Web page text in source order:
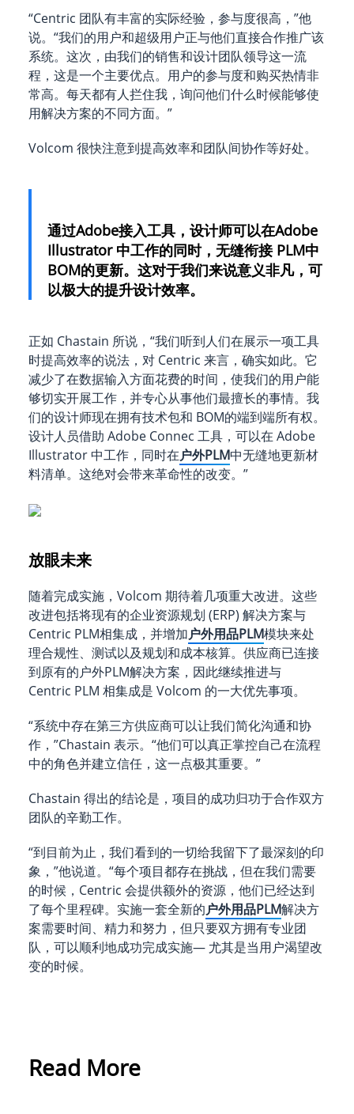
“Centric 团队有丰富的实际经验，参与度很高，”他
说。“我们的用户和超级用户正与他们直接合作推广该
系统。这次，由我们的销售和设计团队领导这一流
程，这是一个主要优点。用户的参与度和购买热情非
常高。每天都有人拦住我，询问他们什么时候能够使
用解决方案的不同方面。”
Volcom 很快注意到提高效率和团队间协作等好处。
通过Adobe接入工具，设计师可以在Adobe
Illustrator 中工作的同时，无缝衔接 PLM中
BOM的更新。这对于我们来说意义非凡，可
以极大的提升设计效率。
正如 Chastain 所说，“我们听到人们在展示一项工具
时提高效率的说法，对 Centric 来言，确实如此。它
减少了在数据输入方面花费的时间，使我们的用户能
够切实开展工作，并专心从事他们最擅长的事情。我
们的设计师现在拥有技术包和 BOM的端到端所有权。
设计人员借助 Adobe Connec 工具，可以在 Adobe
Illustrator 中工作，同时在户外PLM中无缝地更新材
料清单。这绝对会带来革命性的改变。”
放眼未来
随着完成实施，Volcom 期待着几项重大改进。这些
改进包括将现有的企业资源规划 (ERP) 解决方案与
Centric PLM相集成，并增加户外用品PLM模块来处
理合规性、测试以及规划和成本核算。供应商已连接
到原有的户外PLM解决方案，因此继续推进与
Centric PLM 相集成是 Volcom 的一大优先事项。
“系统中存在第三方供应商可以让我们简化沟通和协
作，”Chastain 表示。“他们可以真正掌控自己在流程
中的角色并建立信任，这一点极其重要。”
Chastain 得出的结论是，项目的成功归功于合作双方
团队的辛勤工作。
“到目前为止，我们看到的一切给我留下了最深刻的印
象，”他说道。“每个项目都存在挑战，但在我们需要
的时候，Centric 会提供额外的资源，他们已经达到
了每个里程碑。实施一套全新的户外用品PLM解决方
案需要时间、精力和努力，但只要双方拥有专业团
队，可以顺利地成功完成实施— 尤其是当用户渴望改
变的时候。
Read More